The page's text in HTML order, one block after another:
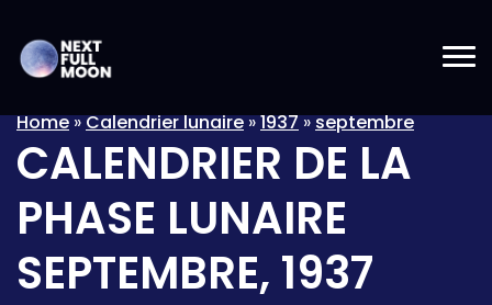
Home»Calendrier lunaire»1937»septembre
CALENDRIER DE LA
PHASE LUNAIRE
SEPTEMBRE, 1937